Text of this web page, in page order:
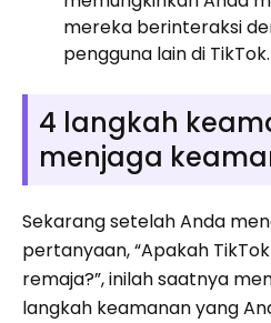
mereka berinteraksi
pengguna lain di TikTok.
4 langkah
menjaga
Sekarang setelah Anda
pertanyaan, “Apakah
remaja?”, inilah saatnya
langkah keamanan yang